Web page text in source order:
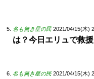
名も無き星の民 2021/04/15(木)
は？今日エリュで救
名も無き星の民 2021/04/15(木)